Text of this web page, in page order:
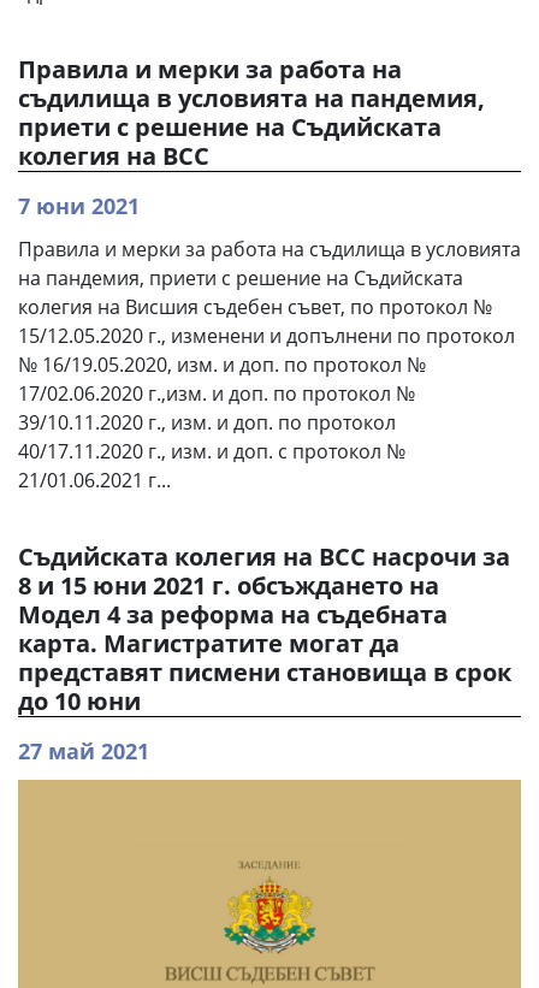
Правила и мерки за работа на
съдилища в условията на пандемия,
приети с решение на Съдийската
колегия на ВСС
7 юни 2021
Правила и мерки за работа на съдилища в условията
на пандемия, приети с решение на Съдийската
колегия на Висшия съдебен съвет, по протокол №
15/12.05.2020 г., изменени и допълнени по протокол
№ 16/19.05.2020, изм. и доп. по протокол №
17/02.06.2020 г.,изм. и доп. по протокол №
39/10.11.2020 г., изм. и доп. по протокол
40/17.11.2020 г., изм. и доп. с протокол №
21/01.06.2021 г...
Съдийската колегия на ВСС насрочи за
8 и 15 юни 2021 г. обсъждането на
Модел 4 за реформа на съдебната
карта. Магистратите могат да
представят писмени становища в срок
до 10 юни
27 май 2021